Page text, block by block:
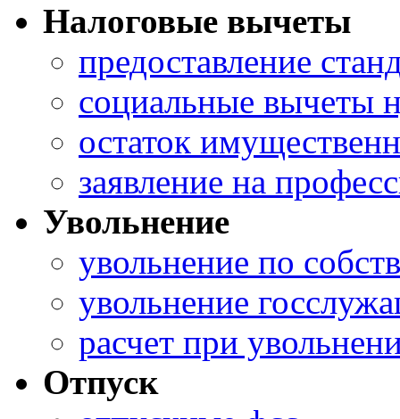
Налоговые вычеты
предоставление
социальные вычеты
остаток
заявление на
Увольнение
увольнение по
увольнение
расчет при
Отпуск